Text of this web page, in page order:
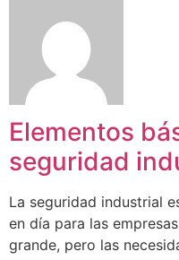
Elementos
seguridad
La seguridad industrial
en día para las
grande, pero las